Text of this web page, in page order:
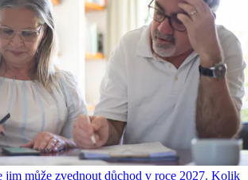
jim může zvednout důchod v roce 2027. Kolik